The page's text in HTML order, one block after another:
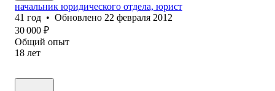
начальник юридического отдела, юрист
41 год • Обновлено 22 февраля 2012
30 000 ₽
Общий опыт
18 лет